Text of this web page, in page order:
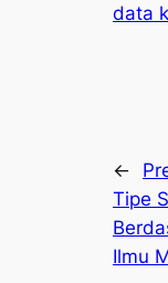
data
←
Tipe
Ilmu